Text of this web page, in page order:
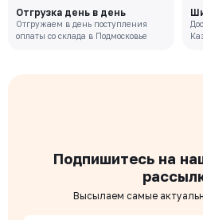
Отгрузка день в день
Отгружаем в день поступления
оплаты со склада в Подмосковье
Подпишитесь на
Высылаем самые